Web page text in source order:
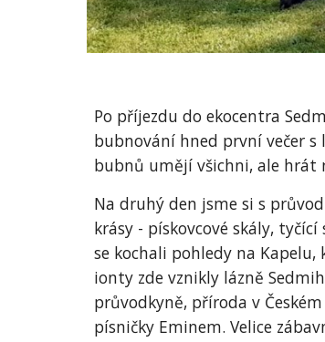
Po příjezdu do ekocentra
bubnování hned první večer
bubnů umějí všichni, ale hrát
Na druhý den jsme si s
krásy - pískovcové skály,
se kochali pohledy na
ionty zde vznikly lázně
průvodkyně, příroda v
písničky Eminem. Velice